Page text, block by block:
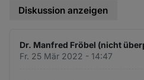
Diskussion anzeigen
Dr. Manfred Fröbel (nicht
Fr. 25 Mär 2022 - 14:47